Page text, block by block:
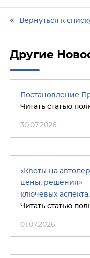
Вернуться к
Другие
Постановление
Читать статью
30.07.2026
«Квоты на
цены, решения» —
ключевых аспекта.
Читать статью
01.07.2026